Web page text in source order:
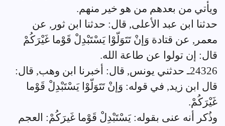
ويأتي من بعدهم من هو خير منهم.
حدثنا ابن عبد الأعلى, قال: حدثنا ابن ثور, عن
معمر, عن قتادة وَإنْ تَتَوَلّوْا يَسْتَبْدِلْ قَوْما غَيْرَكُمْ
قال: إن تولوا عن طاعة الله.
24326ـ حدثني يونس, قال: أخبرنا ابن وهب, قال:
قال ابن زيد, في قوله: وَإنْ تَتَوَلّوْا يَسْتَبْدِلْ قَوْما
غَيْرَكُمْ.
وذُكر أنه عنى بقوله: يَسْتَبْدِلْ قَوْما غَيرَكُمْ: العجم